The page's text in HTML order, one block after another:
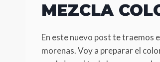
MEZCLA
En este nuevo post te traemos
morenas. Voy a preparar el